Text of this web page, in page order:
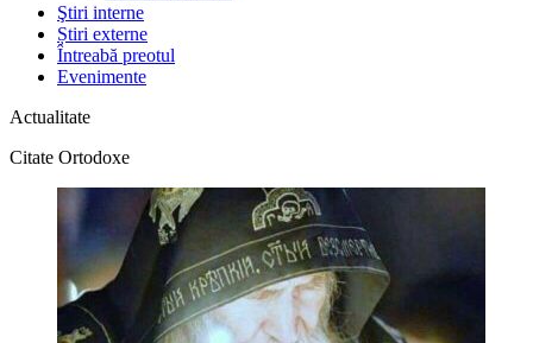
Ştiri interne
Știri externe
Întreabă preotul
Evenimente
Actualitate
Citate Ortodoxe